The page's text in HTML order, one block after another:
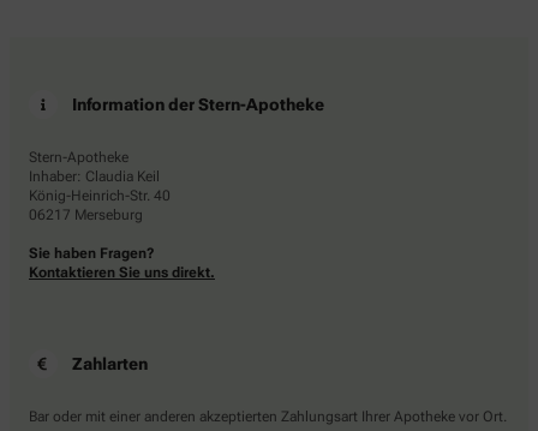
Information der Stern-Apotheke
Stern-Apotheke
Inhaber: Claudia Keil
König-Heinrich-Str. 40
06217 Merseburg
Sie haben Fragen?
Kontaktieren Sie uns direkt.
Zahlarten
Bar oder mit einer anderen akzeptierten Zahlungsart Ihrer Apotheke vor Ort.